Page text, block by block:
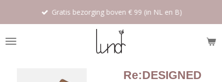
de
Gratis bezorging boven € 99 (in NL en B)
Re:DESIGNED